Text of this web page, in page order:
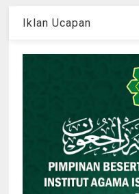
Iklan Ucapan